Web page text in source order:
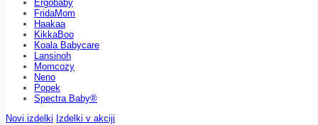
Ergobaby
FridaMom
Haakaa
KikkaBoo
Koala Babycare
Lansinoh
Momcozy
Neno
Popek
Spectra Baby®
Novi izdelki Izdelki v akciji